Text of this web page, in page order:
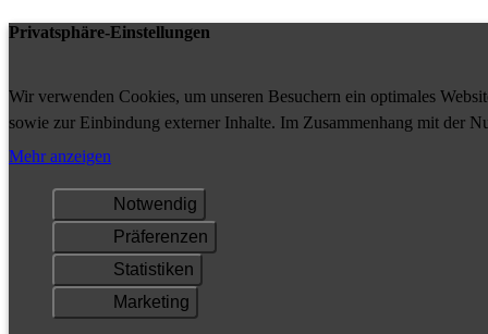
Privatsphäre-Einstellungen
Wir verwenden Cookies, um unseren Besuchern ein optimales
sowie zur Einbindung externer Inhalte. Im Zusammenhang mit der
Ihrem Gerät gespeichert und/oder abgerufen.
Mehr anzeigen
Notwendig
Präferenzen
Statistiken
Marketing